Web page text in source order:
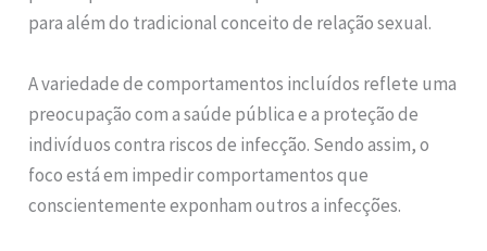
para além do tradicional conceito de relação sexual.
A variedade de comportamentos incluídos reflete uma
preocupação com a saúde pública e a proteção de
indivíduos contra riscos de infecção. Sendo assim, o
foco está em impedir comportamentos que
conscientemente exponham outros a infecções.